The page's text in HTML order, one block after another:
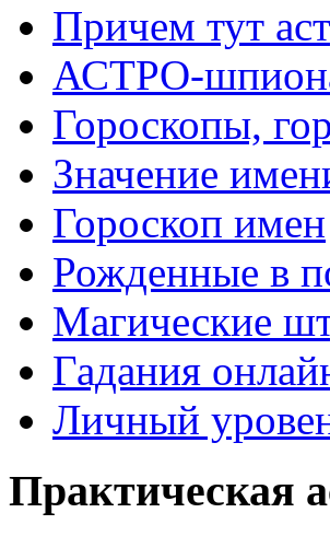
Причем тут
АСТРО-
Гороскопы,
Значение
Гороскоп имен
Рожденные в
Магические
Гадания
Личный
Практическая